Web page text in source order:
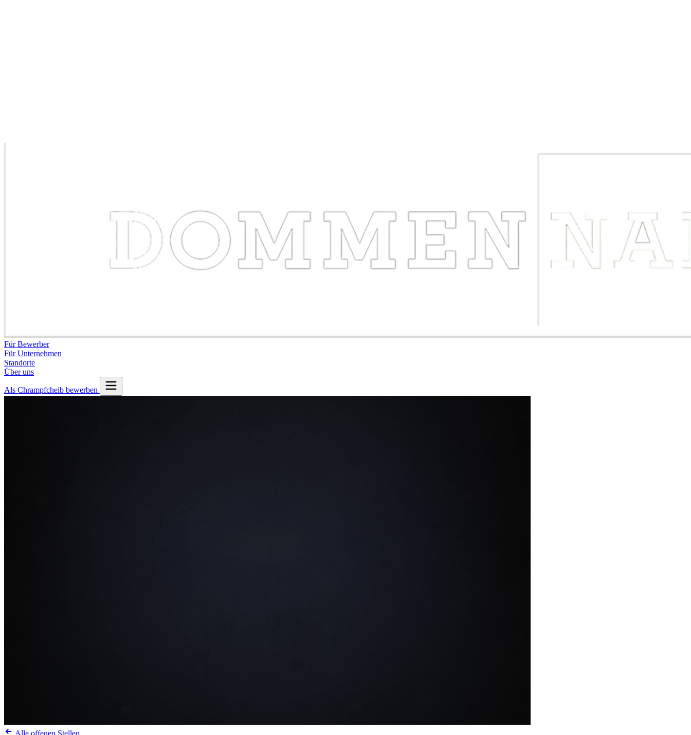
Für Bewerber
Für Unternehmen
Standorte
Über uns
Als Chrampfcheib bewerben
Alle offenen Stellen